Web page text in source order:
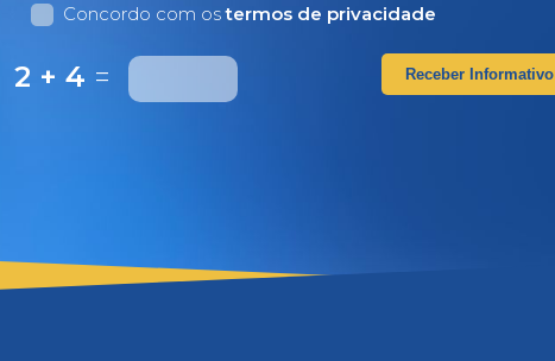
Concordo com ostermos de privacidade
2 + 4 = Receber Informativo